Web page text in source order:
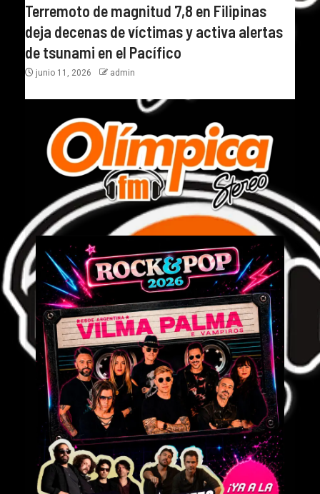
Terremoto de magnitud 7,8 en Filipinas
deja decenas de víctimas y activa alertas
de tsunami en el Pacífico
junio 11, 2026 admin